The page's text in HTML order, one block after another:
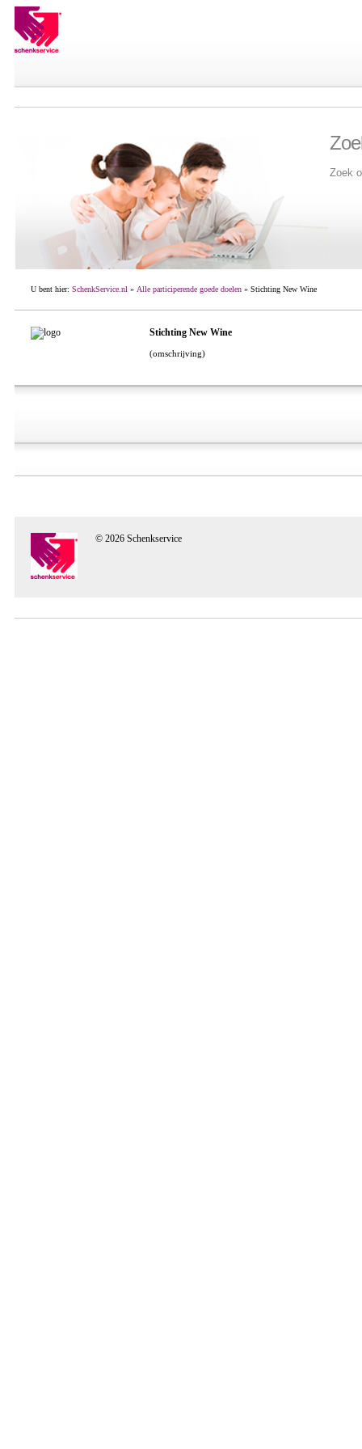
Zoek
U bent hier: SchenkService.nl » Alle participerende goede doelen» Stichting New Wine
Stichting New Wine
(omschrijving)
© 2026 Schenkservice